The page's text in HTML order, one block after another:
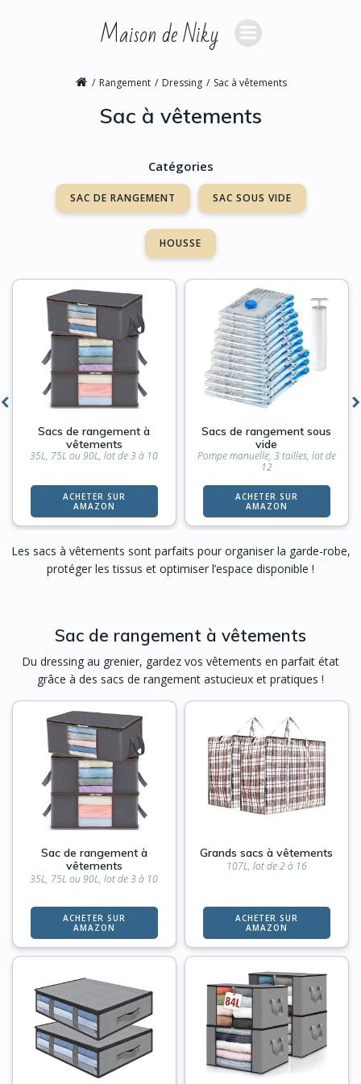
au
contenu
Maison de Niky
Rangement Dressing Sac à vêtements
Sac à vêtements
Catégories
SAC DE RANGEMENT SAC SOUS VIDE
HOUSSE
Sacs de rangement à
vêtements
35L, 75L ou 90L, lot de 3 à 10
ACHETER SUR
AMAZON
Sacs de rangement sous
vide
Pompe manuelle, 3 tailles, lot de
12
ACHETER SUR
AMAZON
Les sacs à vêtements sont parfaits pour organiser la garde-robe,
protéger les tissus et optimiser l’espace disponible !
Sac de rangement à vêtements
Du dressing au grenier, gardez vos vêtements en parfait état
grâce à des sacs de rangement astucieux et pratiques !
Sac de rangement à
vêtements
35L, 75L ou 90L, lot de 3 à 10
ACHETER SUR
AMAZON
Grands sacs à vêtements
107L, lot de 2 à 16
ACHETER SUR
AMAZON